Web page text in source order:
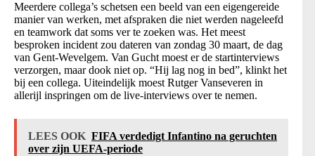
Meerdere collega’s schetsen een beeld van een eigengereide
manier van werken, met afspraken die niet werden nageleefd
en teamwork dat soms ver te zoeken was. Het meest
besproken incident zou dateren van zondag 30 maart, de dag
van Gent-Wevelgem. Van Gucht moest er de startinterviews
verzorgen, maar dook niet op. “Hij lag nog in bed”, klinkt het
bij een collega. Uiteindelijk moest Rutger Vanseveren in
allerijl inspringen om de live-interviews over te nemen.
LEES OOK FIFA verdedigt Infantino na geruchten
over zijn UEFA-periode